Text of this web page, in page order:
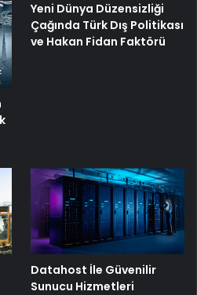
Yeni Dünya Düzensizliği
Çağında Türk Dış Politikası
ve Hakan Fidan Faktörü
Datahost İle Güvenilir
Sunucu Hizmetleri